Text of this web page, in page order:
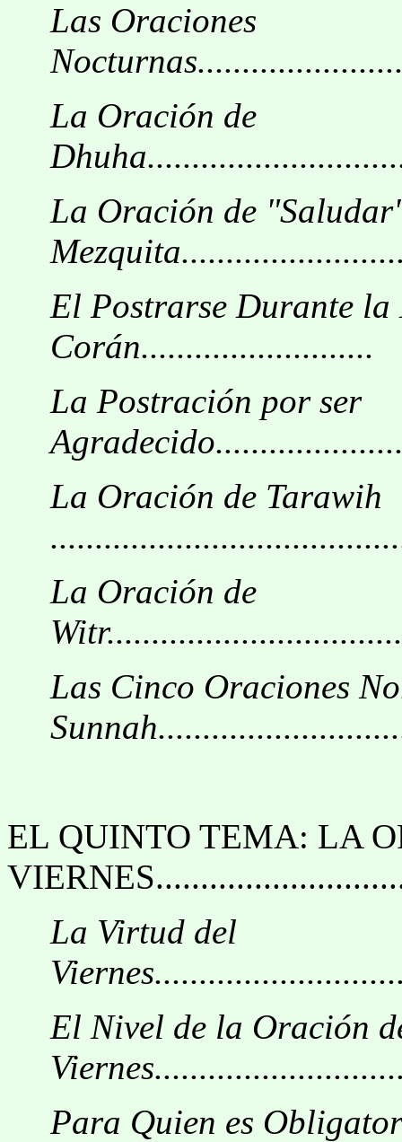
Las Oraciones
La Oración de
La Oración de
El Postrarse Durante la
Corán..........................
La Postración por ser
La Oración de Tarawih
La Oración de
Las Cinco Oraciones
EL QUINTO TEMA: LA
La Virtud del
El Nivel de la Oración
Para Quien es